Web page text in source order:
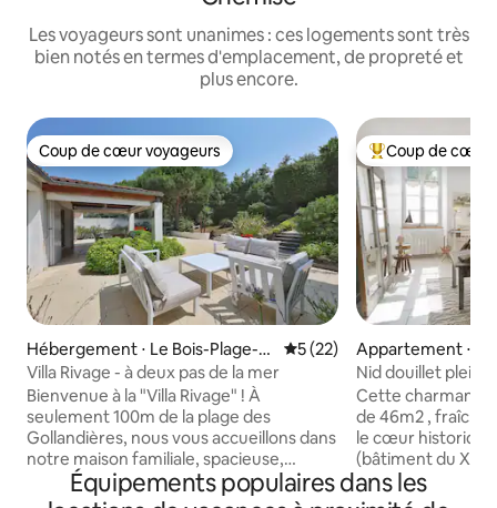
Les voyageurs sont unanimes : ces logements sont très
bien notés en termes d'emplacement, de propreté et
plus encore.
Coup de cœur voyageurs
Coup de cœur voyageurs
Hébergement ⋅ Le Bois-Plage-e
n-Ré
Évaluation moyenne sur la
5 (22)
Villa Rivage - à deux pas de la mer
Bienvenue à la "Villa Rivage" ! À
seulement 100m de la plage des
Gollandières, nous vous accueillons dans
notre maison familiale, spacieuse,
lumineuse et chaleureuse, au Bois-
Plage-en-Ré. Elle accueille jusqu’à 13
Coups de cœur
Coup de cœur
Appartement ⋅
-de-Ré
Nid douillet plein
de-Ré
Cette charmante
de 46m2 , fraîchement rénovée est dans
le cœur
(bâtiment du
située , à
marché et des
Équipements populaires dans les